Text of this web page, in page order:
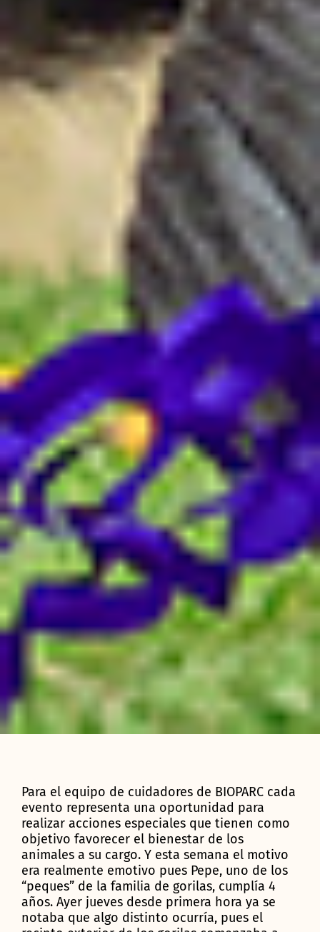
Para el equipo de cuidadores de BIOPARC cada
evento representa una oportunidad para
realizar acciones especiales que tienen como
objetivo favorecer el bienestar de los
animales a su cargo. Y esta semana el motivo
era realmente emotivo pues Pepe, uno de los
“peques” de la familia de gorilas, cumplía 4
años. Ayer jueves desde primera hora ya se
notaba que algo distinto ocurría, pues el